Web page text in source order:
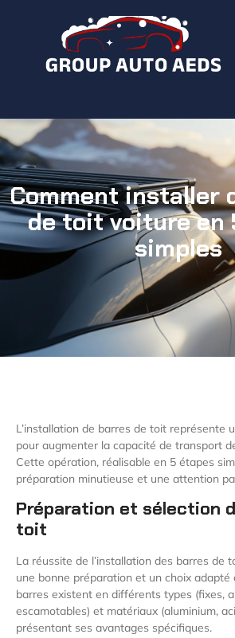
Comment installer
de toit voiture en
simples
L’installation de barres de toit représente
pour augmenter la capacité de transport
Cette opération, réalisable en 5 étapes
préparation minutieuse et une attention
Préparation et sélection
toit
La réussite de l’installation des barres de
une bonne préparation et un choix adapté
barres existent en différents types (fixes,
escamotables) et matériaux (aluminium,
présentant ses avantages spécifiques.